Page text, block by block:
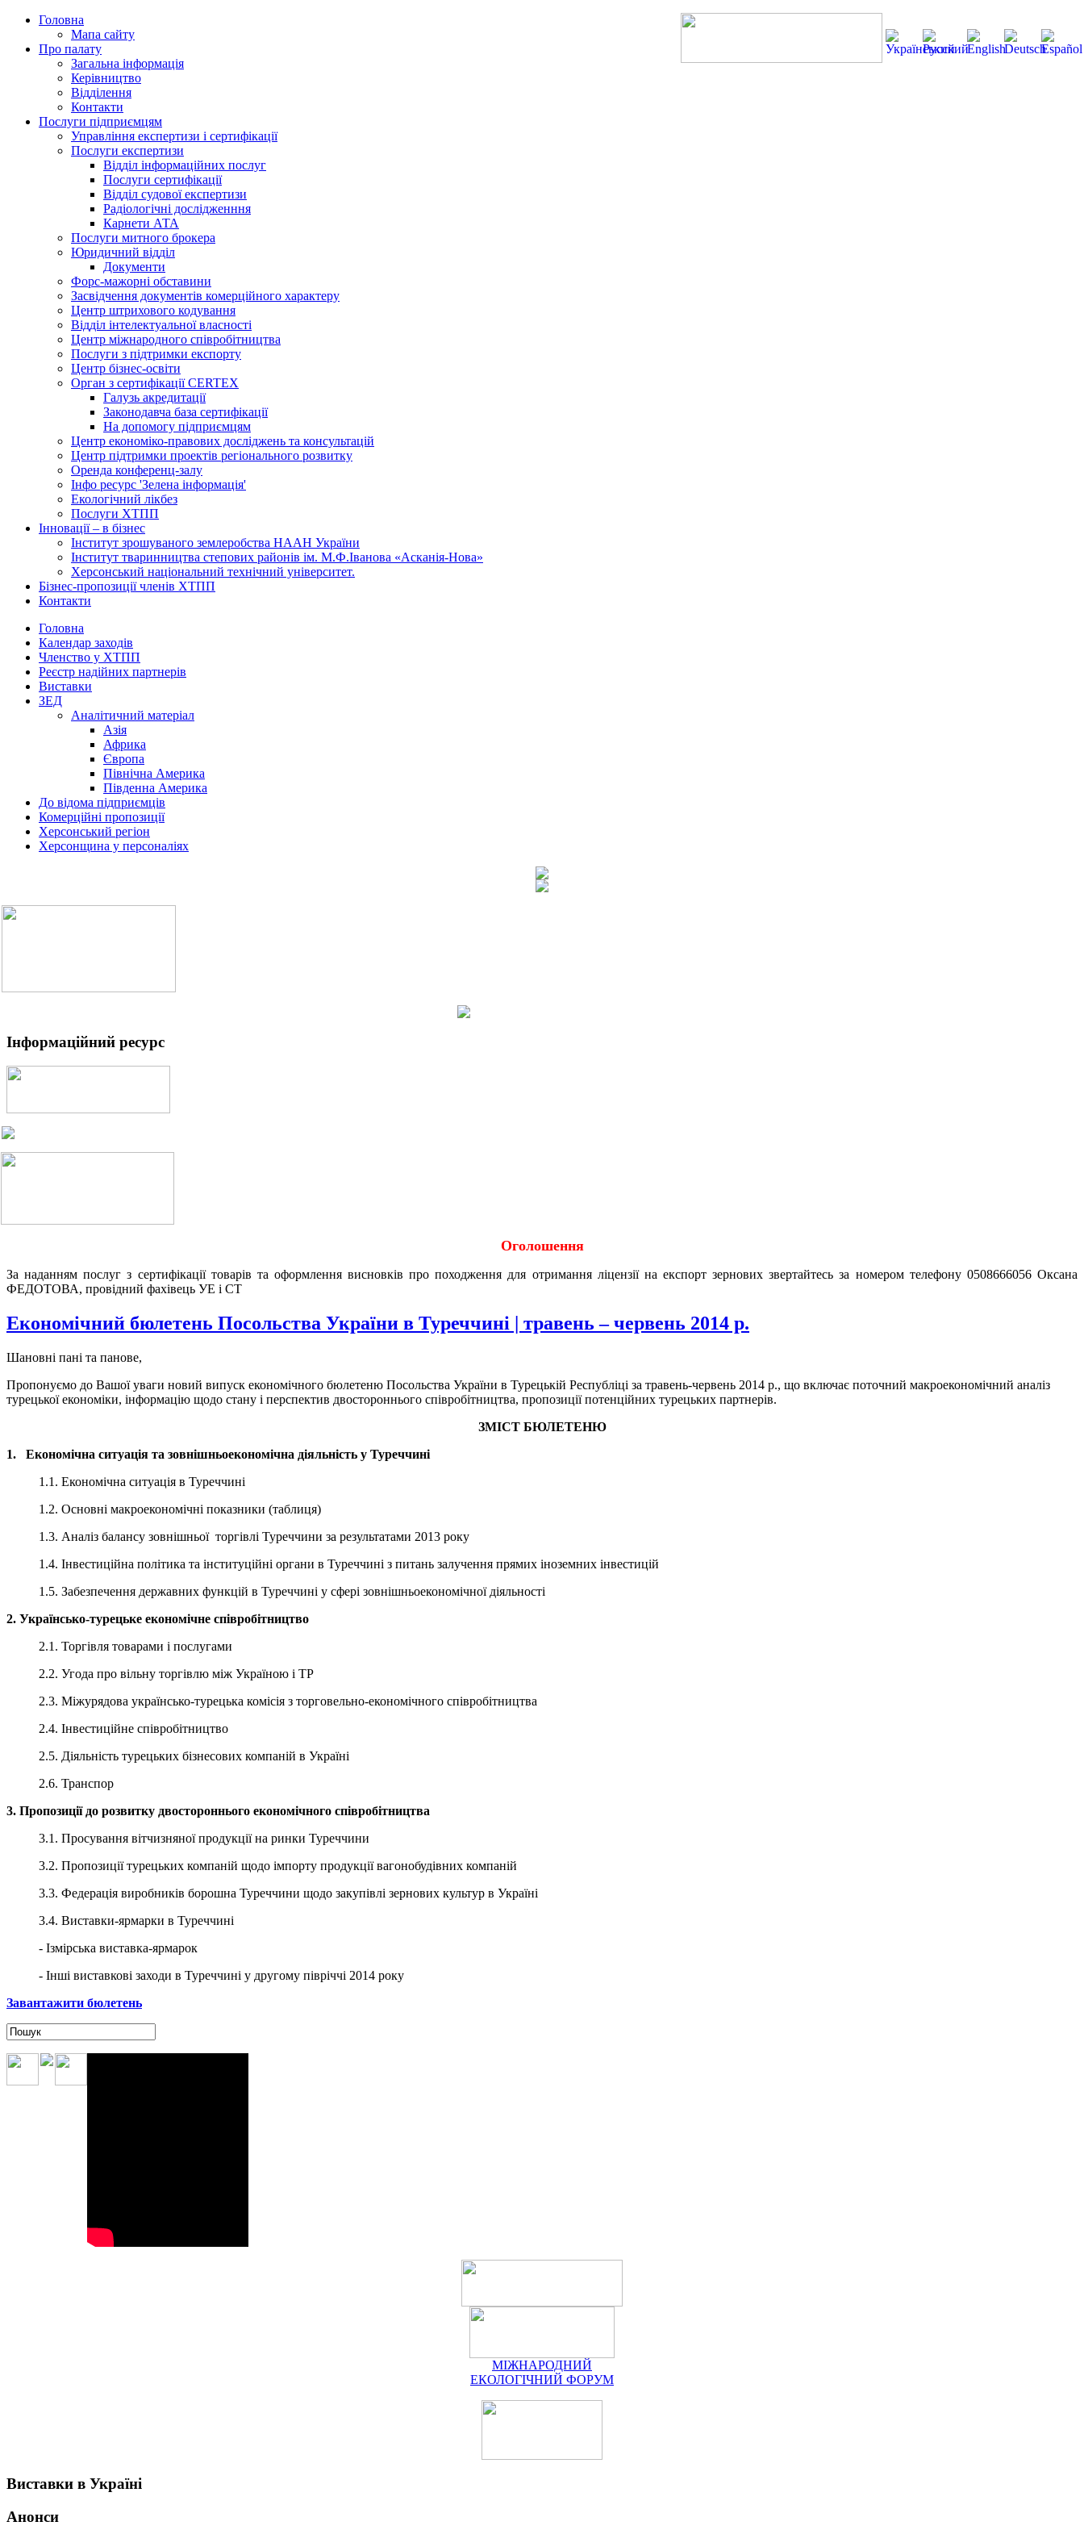
Головна
Мапа сайту
Про палату
Загальна інформація
Керівництво
Відділення
Контакти
Послуги підприємцям
Управління експертизи і сертифікації
Послуги експертизи
Відділ інформаційних послуг
Послуги сертифікації
Відділ судової експертизи
Радіологічні дослідженння
Карнети АТА
Послуги митного брокера
Юридичний відділ
Документи
Форс-мажорні обставини
Засвідчення документів комерційного характеру
Центр штрихового кодування
Відділ інтелектуальної власності
Центр міжнародного співробітництва
Послуги з підтримки експорту
Центр бізнес-освіти
Орган з сертифікації CERTEX
Галузь акредитації
Законодавча база сертифікації
На допомогу підприємцям
Центр економіко-правових досліджень та консультацій
Центр підтримки проектів регіонального розвитку
Оренда конференц-залу
Інфо ресурс 'Зелена інформація'
Екологічний лікбез
Послуги ХТПП
Інновації – в бізнес
Інститут зрошуваного землеробства НААН України
Інститут тваринництва степових районів ім. М.Ф.Іванова «Асканія-Нова»
Херсонський національний технічний університет.
Бізнес-пропозиції членів ХТПП
Контакти
Головна
Календар заходів
Членство у ХТПП
Реєстр надійних партнерів
Виставки
ЗЕД
Аналітичний матеріал
Азія
Африка
Європа
Північна Америка
Південна Америка
До відома підприємців
Комерційні пропозиції
Херсонський регіон
Херсонщина у персоналіях
Інформаційний ресурс
Оголошення
За наданням послуг з сертифікації товарів та оформлення висновків про походження для отримання ліцензії на експорт зернових звертайтесь за номером телефону 0508666056 Оксана
ФЕДОТОВА, провідний фахівець УЕ і СТ
Економічний бюлетень Посольства України в Туреччині | травень – червень 2014 р.
Шановні пані та панове,
Пропонуємо до Вашої уваги новий випуск економічного бюлетеню Посольства України в Турецькій Республіці за травень-червень 2014 р., що включає поточний макроекономічний аналіз
турецької економіки, інформацію щодо стану і перспектив двостороннього співробітництва, пропозиції потенційних турецьких партнерів.
ЗМІСТ БЮЛЕТЕНЮ
1. Економічна ситуація та зовнішньоекономічна діяльність у Туреччині
1.1. Економічна ситуація в Туреччині
1.2. Основні макроекономічні показники (таблиця)
1.3. Аналіз балансу зовнішньої торгівлі Туреччини за результатами 2013 року
1.4. Інвестиційна політика та інституційні органи в Туреччині з питань залучення прямих іноземних інвестицій
1.5. Забезпечення державних функцій в Туреччині у сфері зовнішньоекономічної діяльності
2. Українсько-турецьке економічне співробітництво
2.1. Торгівля товарами і послугами
2.2. Угода про вільну торгівлю між Україною і ТР
2.3. Міжурядова українсько-турецька комісія з торговельно-економічного співробітництва
2.4. Інвестиційне співробітництво
2.5. Діяльність турецьких бізнесових компаній в Україні
2.6. Транспор
3. Пропозиції до розвитку двостороннього економічного співробітництва
3.1. Просування вітчизняної продукції на ринки Туреччини
3.2. Пропозиції турецьких компаній щодо імпорту продукції вагонобудівних компаній
3.3. Федерація виробників борошна Туреччини щодо закупівлі зернових культур в Україні
3.4. Виставки-ярмарки в Туреччині
- Ізмірська виставка-ярмарок
- Інші виставкові заходи в Туреччині у другому півріччі 2014 року
Завантажити бюлетень
МІЖНАРОДНИЙ
ЕКОЛОГІЧНИЙ ФОРУМ
Виставки в Україні
Анонси